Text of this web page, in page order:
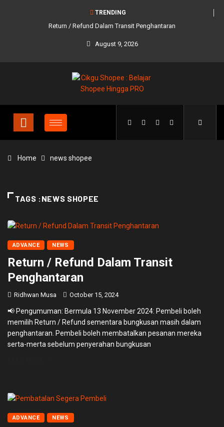
TRENDING
Return / Refund Dalam Transit Penghantaran
August 9, 2026
Home news shopee
TAGS :NEWS SHOPEE
ADVANCE NEWS
Return / Refund Dalam Transit
Penghantaran
Ridhwan Musa October 15, 2024
📢 Pengumuman: Bermula 13 November 2024: Pembeli boleh
memilih Return / Refund sementara bungkusan masih dalam
penghantaran. Pembeli boleh membatalkan pesanan mereka
serta-merta sebelum penyerahan bungkusan
ADVANCE NEWS